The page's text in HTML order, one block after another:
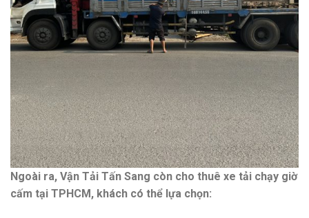
Ngoài ra, Vận Tải Tấn Sang còn cho thuê xe tải chạy giờ
cấm tại TPHCM, khách có thể lựa chọn: